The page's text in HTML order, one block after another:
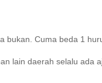
bukan. Cuma beda 1
lain daerah selalu ada